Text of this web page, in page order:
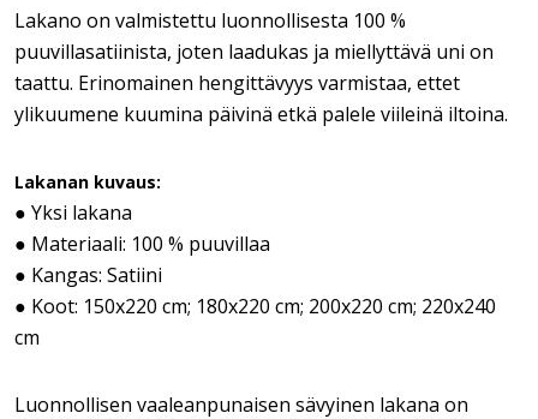
Lakano on valmistettu luonnollisesta 100 %
puuvillasatiinista, joten laadukas ja miellyttävä uni on
taattu. Erinomainen hengittävyys varmistaa, ettet
ylikuumene kuumina päivinä etkä palele viileinä iltoina.
Lakanan kuvaus:
● Yksi lakana
● Materiaali: 100 % puuvillaa
● Kangas: Satiini
● Koot: 150x220 cm; 180x220 cm; 200x220 cm; 220x240
cm
Luonnollisen vaaleanpunaisen sävyinen lakana on